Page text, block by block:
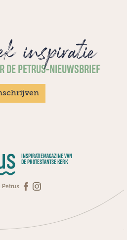
inspiratie
DE PETRUS-NIEUWSBRIEF
INSPIRATIEMAGAZINE VAN
DE PROTESTANTSE KERK
Petrus